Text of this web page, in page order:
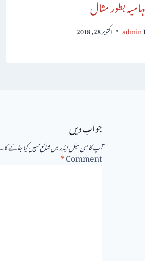
بطور مثال
admin اکتوبر 28, 2018
جواب دیں
آپ کا ای میل ایڈریس شائع نہیں کیا جائے گا۔
Comment
*